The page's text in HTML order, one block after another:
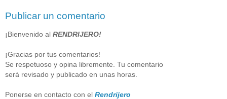
Publicar un comentario
¡Bienvenido al RENDRIJERO!
¡Gracias por tus comentarios!
Se respetuoso y opina libremente. Tu comentario
será revisado y publicado en unas horas.
Ponerse en contacto con el Rendrijero